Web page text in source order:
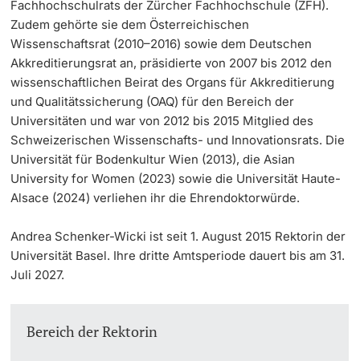
Fachhochschulrats der Zürcher Fachhochschule (ZFH).
Zudem gehörte sie dem Österreichischen
Wissenschaftsrat (2010–2016) sowie dem Deutschen
Akkreditierungsrat an, präsidierte von 2007 bis 2012 den
wissenschaftlichen Beirat des Organs für Akkreditierung
und Qualitätssicherung (OAQ) für den Bereich der
Universitäten und war von 2012 bis 2015 Mitglied des
Schweizerischen Wissenschafts- und Innovationsrats. Die
Universität für Bodenkultur Wien (2013), die Asian
University for Women (2023) sowie die Universität Haute-
Alsace (2024) verliehen ihr die Ehrendoktorwürde.
Andrea Schenker-Wicki ist seit 1. August 2015 Rektorin der
Universität Basel. Ihre dritte Amtsperiode dauert bis am 31.
Juli 2027.
Bereich der Rektorin